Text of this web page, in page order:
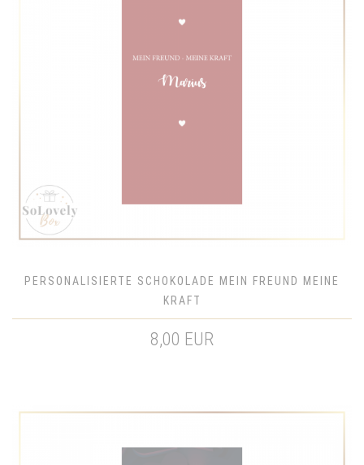
PERSONALISIERTE SCHOKOLADE MEIN FREUND MEINE
KRAFT
8,00 EUR